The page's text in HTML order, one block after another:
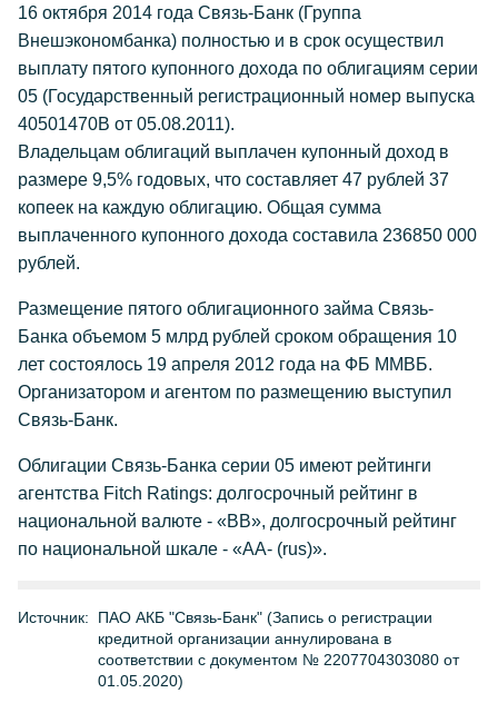
16 октября 2014 года Связь-Банк (Группа
Внешэкономбанка) полностью и в срок осуществил
выплату пятого купонного дохода по облигациям серии
05 (Государственный регистрационный номер выпуска
40501470B от 05.08.2011).
Владельцам облигаций выплачен купонный доход в
размере 9,5% годовых, что составляет 47 рублей 37
копеек на каждую облигацию. Общая сумма
выплаченного купонного дохода составила 236850 000
рублей.
Размещение пятого облигационного займа Связь-
Банка объемом 5 млрд рублей сроком обращения 10
лет состоялось 19 апреля 2012 года на ФБ ММВБ.
Организатором и агентом по размещению выступил
Связь-Банк.
Облигации Связь-Банка серии 05 имеют рейтинги
агентства Fitch Ratings: долгосрочный рейтинг в
национальной валюте - «ВВ», долгосрочный рейтинг
по национальной шкале - «АА- (rus)».
Источник:
ПАО АКБ "Связь-Банк" (Запись о регистрации
кредитной организации аннулирована в
соответствии с документом № 2207704303080 от
01.05.2020)